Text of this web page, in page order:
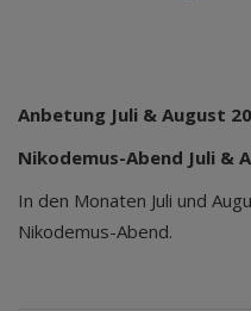
Anbetung Juli & August
Nikodemus-Abend Juli &
In den Monaten Juli und
Nikodemus-Abend.